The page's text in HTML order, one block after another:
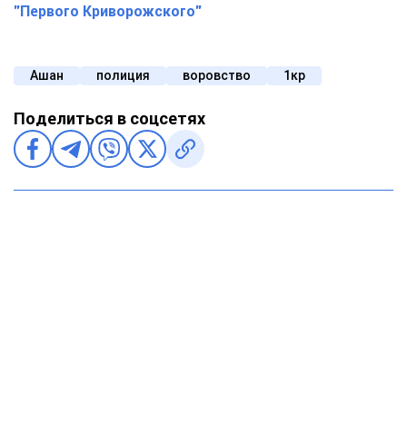
"Первого Криворожского"
Ашан полиция воровство 1кр
Поделиться в соцсетях